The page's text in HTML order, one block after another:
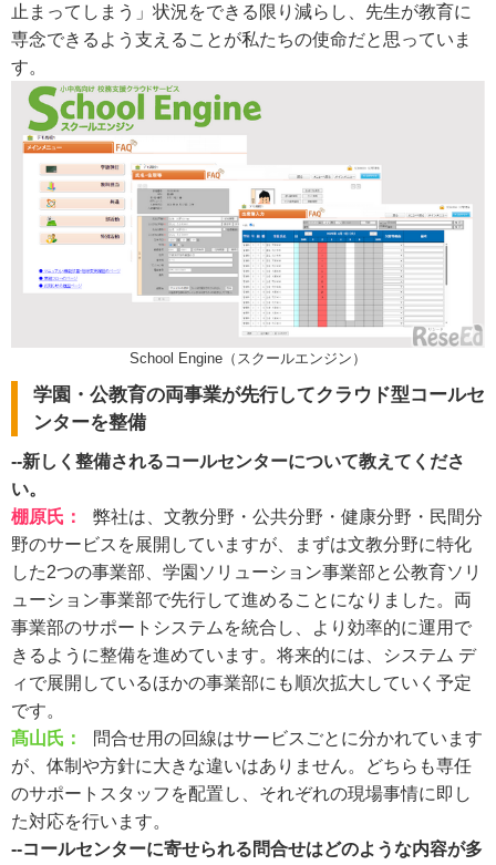
止まってしまう」状況をできる限り減らし、先生が教育に
専念できるよう支えることが私たちの使命だと思っていま
す。
School Engine（スクールエンジン）
学園・公教育の両事業が先行してクラウド型コールセ
ンターを整備
--新しく整備されるコールセンターについて教えてくださ
い。
棚原氏 ：
弊社は、文教分野・公共分野・健康分野・民間分
野のサービスを展開していますが、まずは文教分野に特化
した2つの事業部、学園ソリューション事業部と公教育ソリ
ューション事業部で先行して進めることになりました。両
事業部のサポートシステムを統合し、より効率的に運用で
きるように整備を進めています。将来的には、システム デ
ィで展開しているほかの事業部にも順次拡大していく予定
です。
髙山氏：
問合せ用の回線はサービスごとに分かれています
が、体制や方針に大きな違いはありません。どちらも専任
のサポートスタッフを配置し、それぞれの現場事情に即し
た対応を行います。
--コールセンターに寄せられる問合せはどのような内容が多